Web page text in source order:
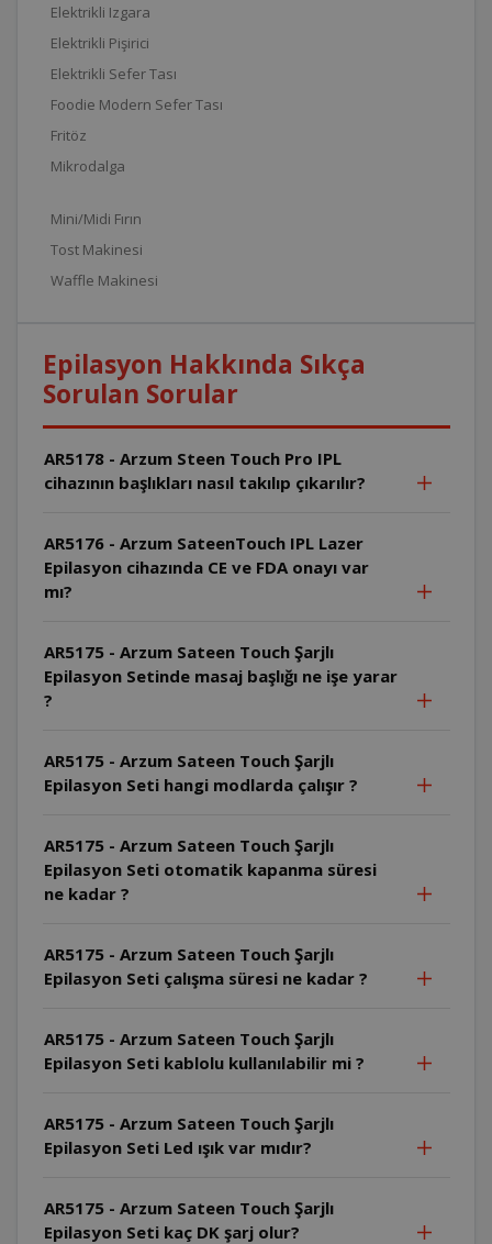
Elektrikli Izgara
Elektrikli Pişirici
Elektrikli Sefer Tası
Foodie Modern Sefer Tası
Fritöz
Mikrodalga
Mini/Midi Fırın
Tost Makinesi
Waffle Makinesi
Epilasyon Hakkında Sıkça
Sorulan Sorular
AR5178 - Arzum Steen Touch Pro IPL
cihazının başlıkları nasıl takılıp çıkarılır?
AR5176 - Arzum SateenTouch IPL Lazer
Epilasyon cihazında CE ve FDA onayı var
mı?
AR5175 - Arzum Sateen Touch Şarjlı
Epilasyon Setinde masaj başlığı ne işe yarar
?
AR5175 - Arzum Sateen Touch Şarjlı
Epilasyon Seti hangi modlarda çalışır ?
AR5175 - Arzum Sateen Touch Şarjlı
Epilasyon Seti otomatik kapanma süresi
ne kadar ?
AR5175 - Arzum Sateen Touch Şarjlı
Epilasyon Seti çalışma süresi ne kadar ?
AR5175 - Arzum Sateen Touch Şarjlı
Epilasyon Seti kablolu kullanılabilir mi ?
AR5175 - Arzum Sateen Touch Şarjlı
Epilasyon Seti Led ışık var mıdır?
AR5175 - Arzum Sateen Touch Şarjlı
Epilasyon Seti kaç DK şarj olur?